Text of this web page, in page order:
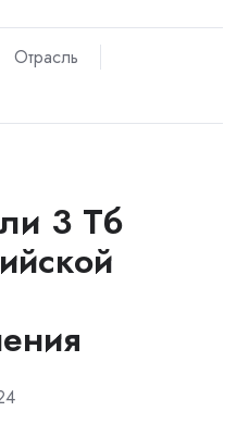
Отрасль
3 Тб